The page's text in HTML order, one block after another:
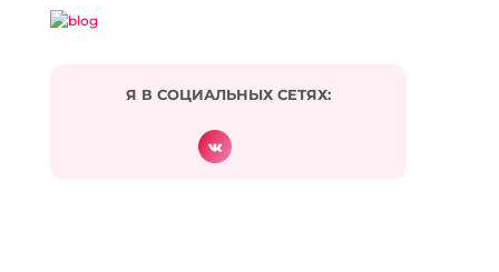
sposob-kak-vyjti-iz-tupika/ […]
Я В СОЦИАЛЬНЫХ СЕТЯХ: